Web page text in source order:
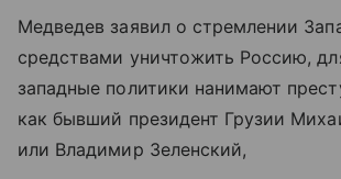
Медведев заявил о стремлении
средствами уничтожить Россию,
западные политики нанимают
как бывший президент Грузии
или Владимир Зеленский,